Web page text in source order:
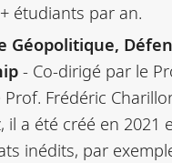
étudiants par an.
Géopolitique,
- Co-dirigé par le
Frédéric
il a été créé en 2021
inédits, par